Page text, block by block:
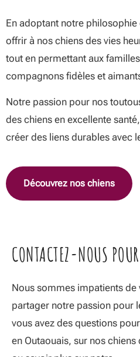
En adoptant notre philosophie
offrir à nos chiens des vies
tout en permettant aux
compagnons fidèles et
Notre passion pour nos
des chiens en excellente
créer des liens durables avec
Découvrez nos chiens
CONTACTEZ-NOUS
Nous sommes impatients de
partager notre passion pour
vous avez des questions
en Outaouais, sur nos chiens